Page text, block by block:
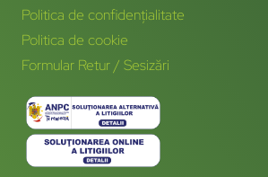
Politica de confidențialitate
Politica de cookie
Formular Retur / Sesizări